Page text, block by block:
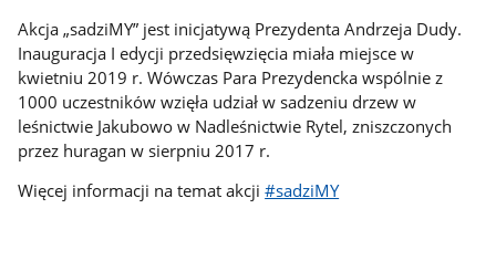
Akcja „sadziMY” jest inicjatywą Prezydenta Andrzeja Dudy.
Inauguracja I edycji przedsięwzięcia miała miejsce w
kwietniu 2019 r. Wówczas Para Prezydencka wspólnie z
1000 uczestników wzięła udział w sadzeniu drzew w
leśnictwie Jakubowo w Nadleśnictwie Rytel, zniszczonych
przez huragan w sierpniu 2017 r.
Więcej informacji na temat akcji#sadziMY